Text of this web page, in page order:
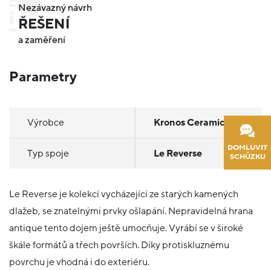
DOMLUVIT
SCHŮZKU
Nezávazný návrh
ŘEŠENÍ
a zaměření
Parametry
Výrobce Kronos Ceramiche
Typ spoje Le Reverse
Le Reverse je kolekcí vycházející ze starých kamených
dlažeb, se znatelnými prvky ošlapání. Nepravidelná hrana
antique tento dojem ještě umocňuje. Vyrábí se v široké
škále formátů a třech površích. Díky protiskluznému
povrchu je vhodná i do exteriéru.